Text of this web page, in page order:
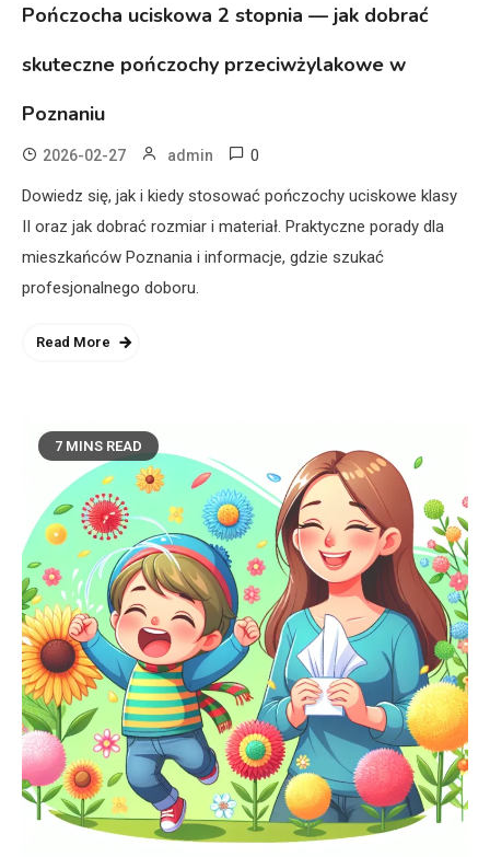
Pończocha uciskowa 2 stopnia — jak dobrać
skuteczne pończochy przeciwżylakowe w
Poznaniu
2026-02-27 admin 0
Dowiedz się, jak i kiedy stosować pończochy uciskowe klasy
II oraz jak dobrać rozmiar i materiał. Praktyczne porady dla
mieszkańców Poznania i informacje, gdzie szukać
profesjonalnego doboru.
Read More
7 MINS READ